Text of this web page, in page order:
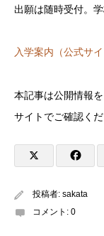
出願は随時受付。
入学案内（公式サイ
本記事は公開情報
サイトでご確認くだ
投稿者: sakata
コメント: 0